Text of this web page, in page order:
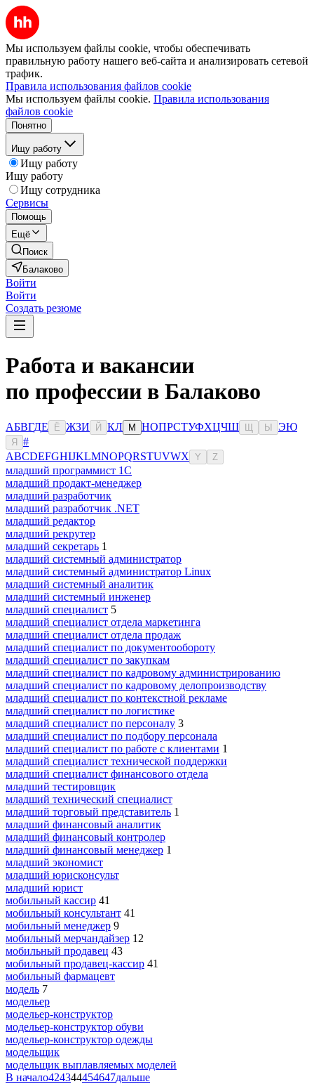
Мы используем файлы cookie, чтобы обеспечивать
правильную работу нашего веб-сайта и анализировать сетевой
трафик.
Правила использования файлов cookie
Мы используем файлы cookie. Правила использования
файлов cookie
Понятно
Ищу работу
Ищу работу
Ищу работу
Ищу сотрудника
Сервисы
Помощь
Ещё
Поиск
Балаково
Войти
Войти
Создать резюме
Работа и вакансии
по профессии в Балаково
АБВГДЕ Ё ЖЗИ Й КЛ М НОПРСТУФХЦЧШ Ы ЭЮ
Я
#
ABCDEFGHIJKLMNOPQRSTUVWX Y Z
младший программист 1С
младший продакт-менеджер
младший разработчик
младший разработчик .NET
младший редактор
младший рекрутер
младший секретарь 1
младший системный администратор
младший системный администратор Linux
младший системный аналитик
младший системный инженер
младший специалист 5
младший специалист отдела маркетинга
младший специалист отдела продаж
младший специалист по документообороту
младший специалист по закупкам
младший специалист по кадровому администрированию
младший специалист по кадровому делопроизводству
младший специалист по контекстной рекламе
младший специалист по логистике
младший специалист по персоналу 3
младший специалист по подбору персонала
младший специалист по работе с клиентами 1
младший специалист технической поддержки
младший специалист финансового отдела
младший тестировщик
младший технический специалист
младший торговый представитель 1
младший финансовый аналитик
младший финансовый контролер
младший финансовый менеджер 1
младший экономист
младший юрисконсульт
младший юрист
мобильный кассир 41
мобильный консультант 41
мобильный менеджер 9
мобильный мерчандайзер 12
мобильный продавец 43
мобильный продавец-кассир 41
мобильный фармацевт
модель 7
модельер
модельер-конструктор
модельер-конструктор обуви
модельер-конструктор одежды
модельщик
модельщик выплавляемых моделей
В начало424344454647дальше